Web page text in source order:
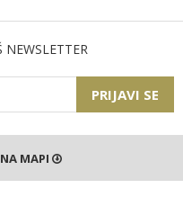
NEWSLETTER
PRIJAVI SE
MAPI